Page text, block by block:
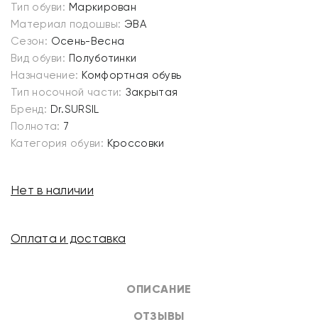
ОПИСАНИЕ
ОТЗЫВЫ
Тип обуви: Маркирован
Материал подошвы: ЭВА
Сезон: Осень-Весна
Вид обуви: Полуботинки
Назначение: Комфортная обувь
Тип носочной части: Закрытая
Бренд: Dr.SURSIL
Полнота: 7
Категория обуви: Кроссовки
Нет в наличии
Оплата и доставка